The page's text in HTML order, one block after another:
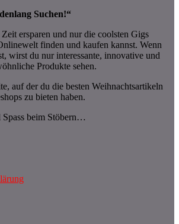
Suchen!“
ersparen und nur die coolsten Gigs
finden und kaufen kannst. Wenn
wirst du nur interessante, innovative und
Produkte sehen.
auf der du die besten Weihnachtsartikeln
zu bieten haben.
beim Stöbern…